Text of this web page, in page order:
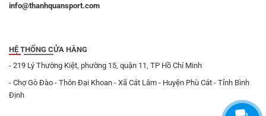
info@thanhquansport.com
HỆ THỐNG CỬA HÀNG
- 219 Lý Thường Kiệt, phường 15, quận 11, TP Hồ Chí Minh
- Chợ Gò Đào - Thôn Đại Khoan - Xã Cát Lâm - Huyện Phù Cát - Tỉnh Bình
Định